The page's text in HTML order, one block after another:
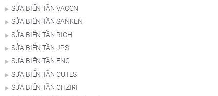
SỬA BIẾN TẦN VACON
SỬA BIẾN TẦN SANKEN
SỬA BIẾN TẦN RICH
SỬA BIẾN TẦN JPS
SỬA BIẾN TẦN ENC
SỬA BIẾN TẦN CUTES
SỬA BIẾN TẦN CHZIRI